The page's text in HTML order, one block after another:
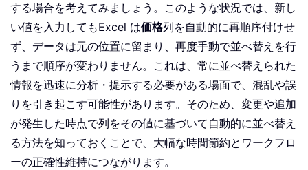
する場合を考えてみましょう。このような状況では、新し
い値を入力してもExcel は価格列を自動的に再順序付けせ
ず、データは元の位置に留まり、再度手動で並べ替えを行
うまで順序が変わりません。これは、常に並べ替えられた
情報を迅速に分析・提示する必要がある場面で、混乱や誤
りを引き起こす可能性があります。そのため、変更や追加
が発生した時点で列をその値に基づいて自動的に並べ替え
る方法を知っておくことで、大幅な時間節約とワークフロ
ーの正確性維持につながります。